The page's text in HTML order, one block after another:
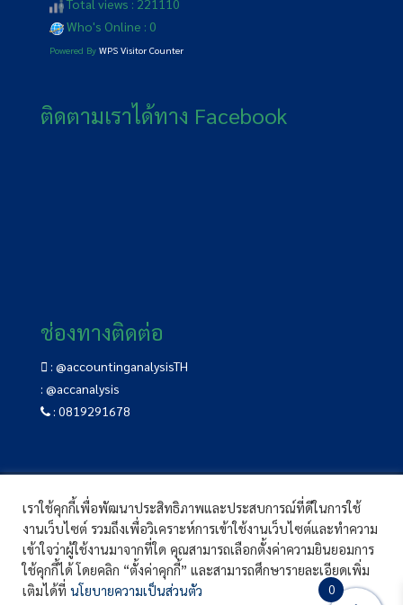
Total views : 221110
Who's Online : 0
Powered By WPS Visitor Counter
ติดตามเราได้ทาง Facebook
ช่องทางติดต่อ
: @accountinganalysisTH
: @accanalysis
: 0819291678
อบรม CPD|หลักสูตรอบรม CPD|แจ้งชำระเงิน
คู่มือการใช้งาน|บทความ|ติดต่อเรา
© 2022 Accounting-Analysis.com All rights reserved.
เราใช้คุกกี้เพื่อพัฒนาประสิทธิภาพและประสบการณ์ที่ดีในการใช้
งานเว็บไซต์ รวมถึงเพื่อวิเคราะห์การเข้าใช้งานเว็บไซต์และทำความ
เข้าใจว่าผู้ใช้งานมาจากที่ใด คุณสามารถเลือกตั้งค่าความยินยอมการ
ใช้คุกกี้ได้ โดยคลิก “ตั้งค่าคุกกี้” และสามารถศึกษารายละเอียดเพิ่ม
เติมได้ที่ นโยบายความเป็นส่วนตัว 0